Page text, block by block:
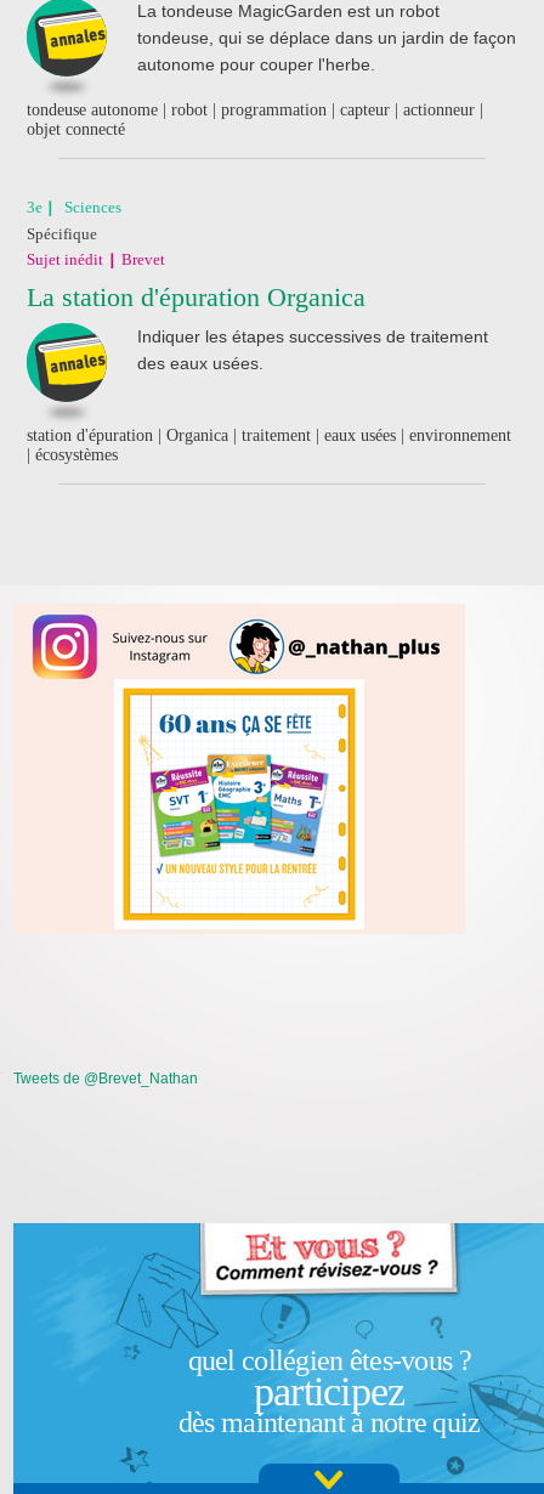
La tondeuse MagicGarden est un robot
tondeuse, qui se déplace dans un jardin de façon
autonome pour couper l'herbe.
tondeuse autonome | robot | programmation | capteur | actionneur |
objet connecté
3e
Sciences
Spécifique
Sujet inédit
Brevet
La station d'épuration Organica
Indiquer les étapes successives de traitement
des eaux usées.
station d'épuration | Organica | traitement | eaux usées | environnement
| écosystèmes
Tweets de @Brevet_Nathan
quel collégien êtes-vous ?
participez
dès maintenant à notre quiz